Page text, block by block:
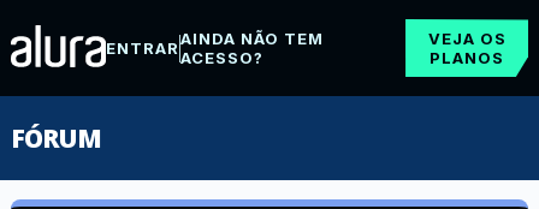
ENTRARAINDA NÃO TEM
ACESSO?
VEJA OS
PLANOS
FÓRUM